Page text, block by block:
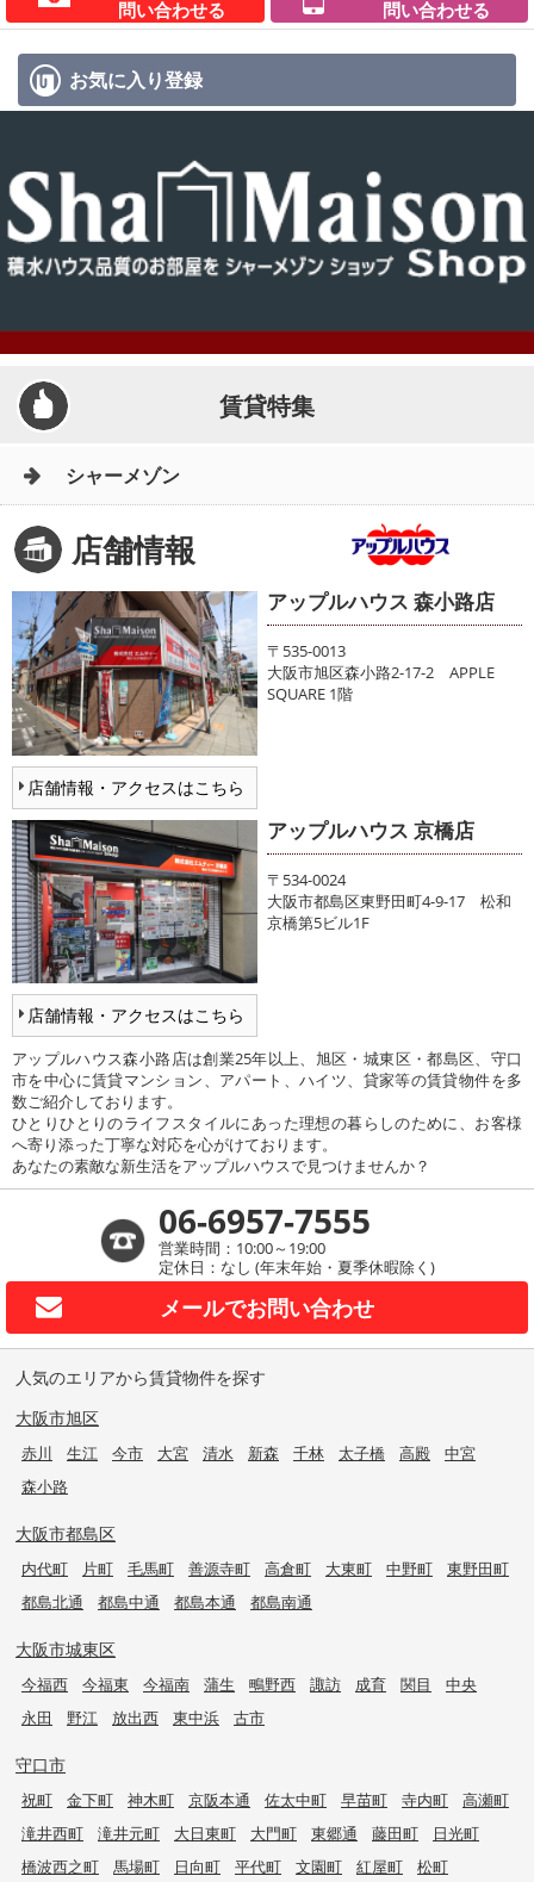
問い合わせる 問い合わせる
お気に入り登録
賃貸特集
シャーメゾン
店舗情報
店舗情報・アクセスはこちら
アップルハウス 森小路店
〒535-0013
大阪市旭区森小路2-17-2 APPLE
SQUARE 1階
店舗情報・アクセスはこちら
アップルハウス 京橋店
〒534-0024
大阪市都島区東野田町4-9-17 松和
京橋第5ビル1F
アップルハウス森小路店は創業25年以上、旭区・城東区・都島区、守口
市を中心に賃貸マンション、アパート、ハイツ、貸家等の賃貸物件を多
数ご紹介しております。
ひとりひとりのライフスタイルにあった理想の暮らしのために、お客様
へ寄り添った丁寧な対応を心がけております。
あなたの素敵な新生活をアップルハウスで見つけませんか？
06-6957-7555
営業時間：10:00～19:00
定休日：なし (年末年始・夏季休暇除く)
メールでお問い合わせ
人気のエリアから賃貸物件を探す
大阪市旭区
赤川 生江 今市 大宮 清水 新森 千林 太子橋 高殿
中宮
森小路
大阪市都島区
内代町 片町 毛馬町 善源寺町 高倉町 大東町 中野町
東野田町
都島北通
都島中通 都島本通 都島南通
大阪市城東区
今福西 今福東 今福南 蒲生 鴫野西 諏訪 成育 関目
中央
永田
野江 放出西 東中浜 古市
守口市
祝町 金下町 神木町 京阪本通 佐太中町 早苗町 寺内町
高瀬町
滝井西町
滝井元町 大日東町 大門町 東郷通 藤田町
日光町
橋波西之町
馬場町 日向町 平代町 文園町 紅屋町
松町